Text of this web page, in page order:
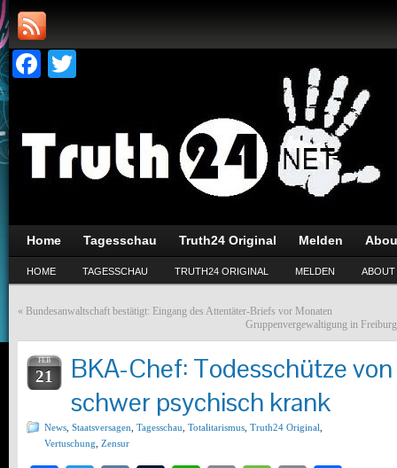
Facebook
Home Tagesschau Truth24 Original Melden
HOME TAGESSCHAU TRUTH24 ORIGINAL MELDEN ABOUT
« Bundesanwaltschaft bestätigt: Eingang des Attentäter-Briefs vor Monaten
Gruppenvergewaltigung in
FEB
21
BKA-Chef: Todesschütze
schwer psychisch krank
News Staatsversagen Tagesschau Totalitarismus Truth24 Original
Vertuschung Zensur